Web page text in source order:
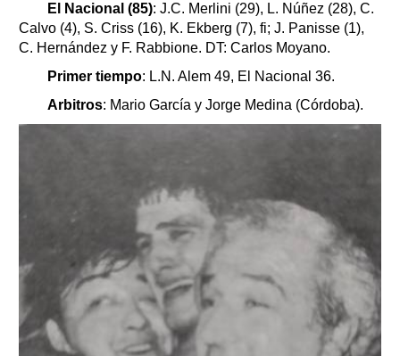
El Nacional (85): J.C. Merlini (29), L. Núñez (28), C.
Calvo (4), S. Criss (16), K. Ekberg (7), fi; J. Panisse (1),
C. Hernández y F. Rabbione. DT: Carlos Moyano.
Primer tiempo: L.N. Alem 49, El Nacional 36.
Arbitros: Mario García y Jorge Medina (Córdoba).